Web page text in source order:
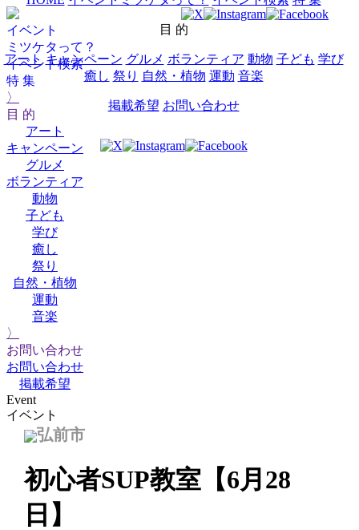
イベント
ミツケタって？
イベント検索
特 集
〉
目 的
アート
キャンペーン
グルメ
ボランティア
動物
子ども
学び
癒し
祭り
自然・植物
運動
音楽
〉
お問い合わせ
お問い合わせ
掲載希望
目 的
アート キャンペーン グルメ ボランティア 動物 子ども 学び
癒し 祭り 自然・植物 運動 音楽
掲載希望 お問い合わせ
Event
イベント
弘前市
初心者SUP教室【6月28
日】